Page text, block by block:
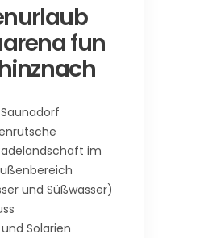
fun
im
und Süßwasser)
Solarien